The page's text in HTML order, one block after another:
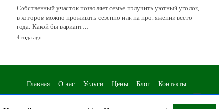
Собственный участок позволяет семье получить уютный уголок,
в котором можно проживать сезонно или на протяжении всего
года. Какой бы вариант…
4 года ago
Главная О нас Услуги Цены Блог Контакты